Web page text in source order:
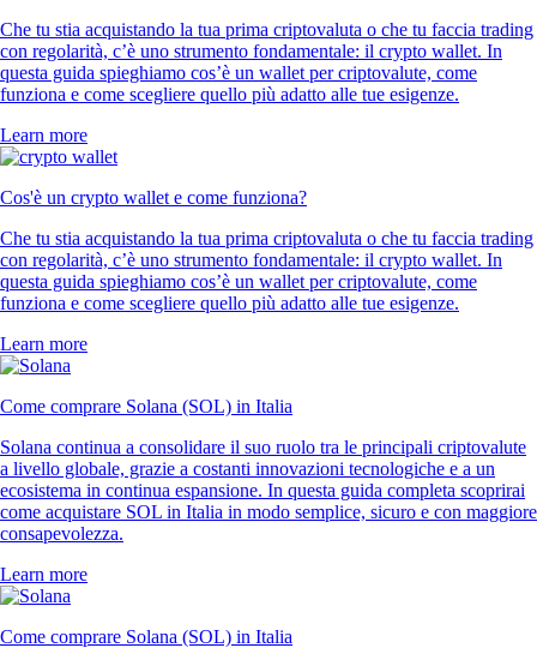
Che tu stia acquistando la tua prima criptovaluta o che tu faccia trading
con regolarità, c’è uno strumento fondamentale: il crypto wallet. In
questa guida spieghiamo cos’è un wallet per criptovalute, come
funziona e come scegliere quello più adatto alle tue esigenze.
Learn more
Cos'è un crypto wallet e come funziona?
Che tu stia acquistando la tua prima criptovaluta o che tu faccia trading
con regolarità, c’è uno strumento fondamentale: il crypto wallet. In
questa guida spieghiamo cos’è un wallet per criptovalute, come
funziona e come scegliere quello più adatto alle tue esigenze.
Learn more
Come comprare Solana (SOL) in Italia
Solana continua a consolidare il suo ruolo tra le principali criptovalute
a livello globale, grazie a costanti innovazioni tecnologiche e a un
ecosistema in continua espansione. In questa guida completa scoprirai
come acquistare SOL in Italia in modo semplice, sicuro e con maggiore
consapevolezza.
Learn more
Come comprare Solana (SOL) in Italia